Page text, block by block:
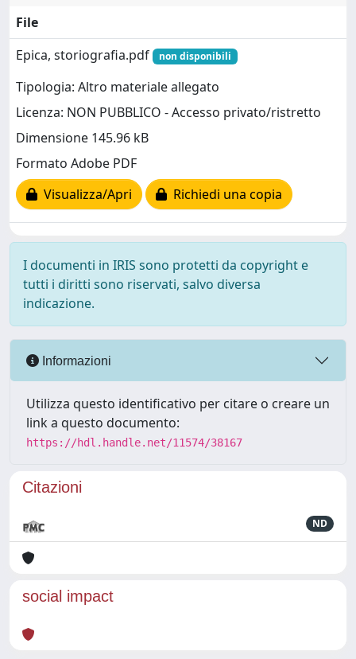
File
Epica, storiografia.pdf
non disponibili
Tipologia: Altro materiale allegato
Licenza: NON PUBBLICO - Accesso privato/ristretto
Dimensione 145.96 kB
Formato Adobe PDF
Visualizza/Apri
Richiedi una copia
I documenti in IRIS sono protetti da copyright e
tutti i diritti sono riservati, salvo diversa
indicazione.
Informazioni
Utilizza questo identificativo per citare o creare un
link a questo documento:
https://hdl.handle.net/11574/38167
Citazioni
ND
social impact